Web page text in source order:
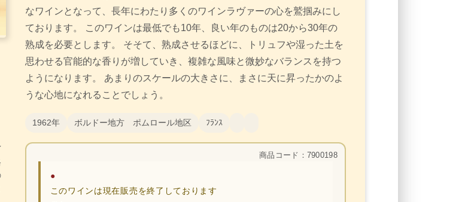
なワインとなって、長年にわたり多くのワインラヴァーの心を鷲掴みにし
ております。 このワインは最低でも10年、良い年のものは20から30年の
熟成を必要とします。 そそて、熟成させるほどに、トリュフや湿った土を
思わせる官能的な香りが増していき、複雑な風味と微妙なバランスを持つ
ようになります。 あまりのスケールの大きさに、まさに天に昇ったかのよ
うな心地になれることでしょう。
1962年 ボルドー地方 ポムロール地区 ﾌﾗﾝｽ
商品コード：7900198
●
このワインは現在販売を終了しております